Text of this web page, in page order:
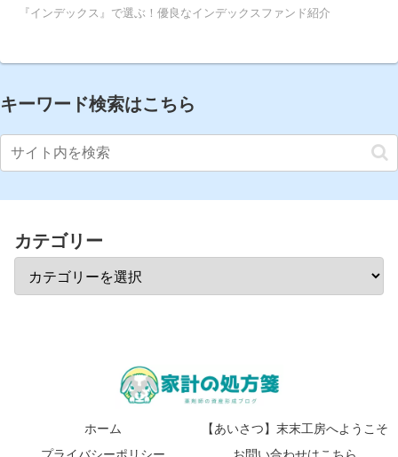
『インデックス』で選ぶ！優良なインデックスファンド紹介
キーワード検索はこちら
カテゴリー
ホーム
【あいさつ】末末工房へようこそ